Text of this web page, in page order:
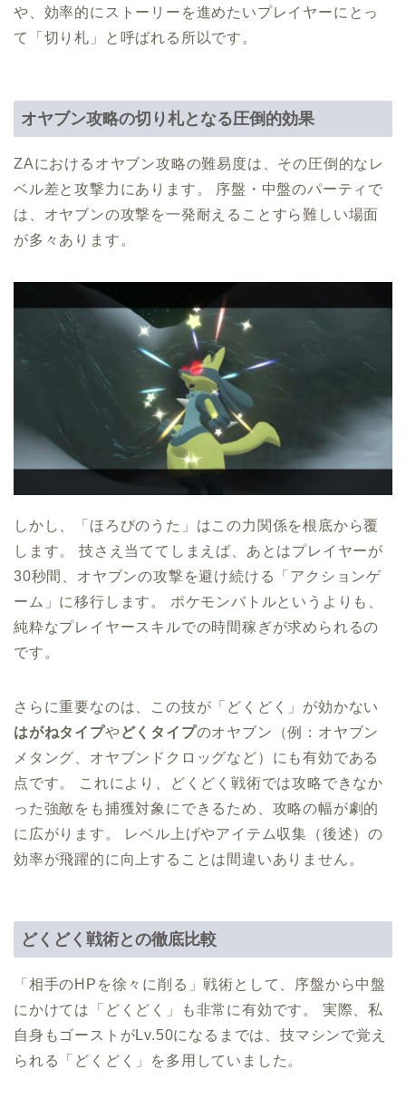
や、効率的にストーリーを進めたいプレイヤーにとっ
て「切り札」と呼ばれる所以です。
オヤブン攻略の切り札となる圧倒的効果
ZAにおけるオヤブン攻略の難易度は、その圧倒的なレ
ベル差と攻撃力にあります。 序盤・中盤のパーティで
は、オヤブンの攻撃を一発耐えることすら難しい場面
が多々あります。
しかし、「ほろびのうた」はこの力関係を根底から覆
します。 技さえ当ててしまえば、あとはプレイヤーが
30秒間、オヤブンの攻撃を避け続ける「アクションゲ
ーム」に移行します。 ポケモンバトルというよりも、
純粋なプレイヤースキルでの時間稼ぎが求められるの
です。
さらに重要なのは、この技が「どくどく」が効かない
はがねタイプやどくタイプのオヤブン（例：オヤブン
メタング、オヤブンドクロッグなど）にも有効である
点です。 これにより、どくどく戦術では攻略できなか
った強敵をも捕獲対象にできるため、攻略の幅が劇的
に広がります。 レベル上げやアイテム収集（後述）の
効率が飛躍的に向上することは間違いありません。
どくどく戦術との徹底比較
「相手のHPを徐々に削る」戦術として、序盤から中盤
にかけては「どくどく」も非常に有効です。 実際、私
自身もゴーストがLv.50になるまでは、技マシンで覚え
られる「どくどく」を多用していました。